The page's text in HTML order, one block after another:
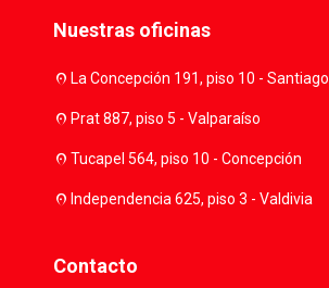
Nuestras oficinas
location_onLa Concepción 191, piso 10 - Santiago
location_onPrat 887, piso 5 - Valparaíso
location_onTucapel 564, piso 10 - Concepción
location_onIndependencia 625, piso 3 - Valdivia
Contacto